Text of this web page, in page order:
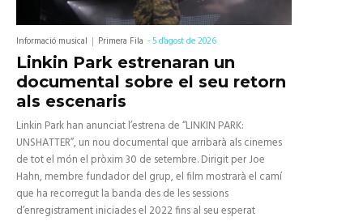
Informació musical Primera Fila -5 d'agost de 2026
Linkin Park estrenaran un
documental sobre el seu retorn
als escenaris
Linkin Park han anunciat l’estrena de “LINKIN PARK:
UNSHATTER”, un nou documental que arribarà als cinemes
de tot el món el pròxim 30 de setembre. Dirigit per Joe
Hahn, membre fundador del grup, el film mostrarà el camí
que ha recorregut la banda des de les sessions
d’enregistrament iniciades el 2022 fins al seu esperat